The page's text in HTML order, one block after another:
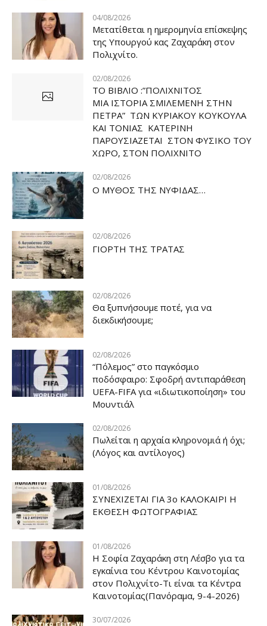
04/08/2026
Μετατίθεται η ημερομηνία επίσκεψης
της Υπουργού κας Ζαχαράκη στον
Πολιχνίτο.
02/08/2026
ΤΟ ΒΙΒΛΙΟ :”ΠΟΛΙΧΝΙΤΟΣ
ΜΙΑ ΙΣΤΟΡΙΑ ΣΜΙΛΕΜΕΝΗ ΣΤΗΝ
ΠΕΤΡΑ” ΤΩΝ ΚΥΡΙΑΚΟΥ ΚΟΥΚΟΥΛΑ
ΚΑΙ ΤΟΝΙΑΣ ΚΑΤΕΡΙΝΗ
ΠΑΡΟΥΣΙΑΖΕΤΑΙ ΣΤΟΝ ΦΥΣΙΚΟ ΤOY
ΧΩΡΟ, ΣΤΟΝ ΠΟΛΙΧΝΙΤΟ
02/08/2026
Ο ΜΥΘΟΣ ΤΗΣ ΝΥΦΙΔΑΣ…
02/08/2026
ΓΙΟΡΤΗ ΤΗΣ ΤΡΑΤΑΣ
02/08/2026
Θα ξυπνήσουμε ποτέ, για να
διεκδικήσουμε;
02/08/2026
“Πόλεμος” στο παγκόσμιο
ποδόσφαιρο: Σφοδρή αντιπαράθεση
UEFA-FIFA για «ιδιωτικοποίηση» του
Μουντιάλ
02/08/2026
Πωλείται η αρχαία κληρονομιά ή όχι;
(Λόγος και αντίλογος)
01/08/2026
ΣΥΝΕΧΙΖΕΤΑΙ ΓΙΑ 3ο ΚΑΛΟΚΑΙΡΙ Η
ΕΚΘΕΣΗ ΦΩΤΟΓΡΑΦΙΑΣ
01/08/2026
Η Σοφία Ζαχαράκη στη Λέσβο για τα
εγκαίνια του Κέντρου Καινοτομίας
στον Πολιχνίτο-Τι είναι τα Κέντρα
Καινοτομίας(Πανόραμα, 9-4-2026)
30/07/2026